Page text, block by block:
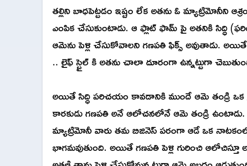
తల్లిని బాధపెట్టడం ఇష్టం లేక అతను ఓ మ్యాట్రిమోనీని
ఎంపిక చేసుకుంటాడు. ఆ ఫ్లాట్ ఫామ్ పై అతనికి సిద్ధి
ఆమెను పెళ్లి చేసుకోవాలని గణపతి ఫిక్స్ అవుతాడు.
.. లైఫ్ స్టైల్ కి అతను చాలా దూరంగా ఉన్నట్టుగా
అయితే సిద్ధి పరిచయం కావడానికి ముందే ఆమె తండ్రి
కారకుడు గణపతి అనే ఆలోచనలోనే ఆమె తండ్రి
మ్యాట్రిమోనీ వారు తమ బిజినెస్ పరంగా ఆడే ఒక
భాగమవుతుంది. అయితే గణపతి పెళ్లి గురించి